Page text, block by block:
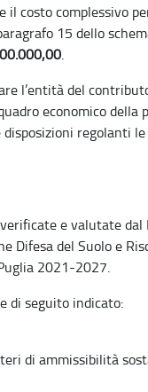
il costo complessivo
15 dello
.
l’entità del
economico
regolanti
e valutate
Difesa del Suolo e
2021-2027.
di seguito indicato:
di ammissibilità